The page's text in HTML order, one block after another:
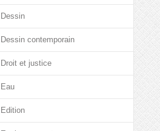
Dessin
Dessin contemporain
Droit et justice
Eau
Edition